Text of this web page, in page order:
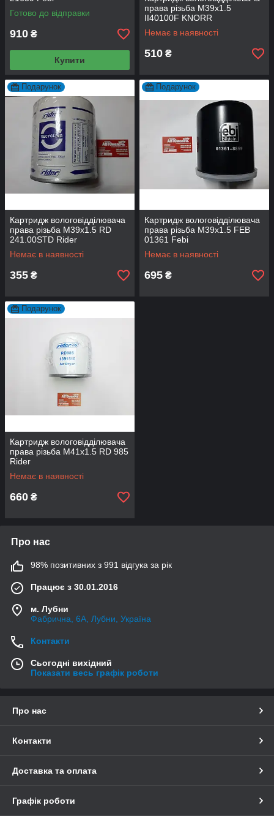
Готово до відправки
910 ₴
Купити
права різьба M39х1.5
II40100F KNORR
Немає в наявності
510 ₴
Подарунок
Картридж вологовідділювача
права різьба M39х1.5 RD
241.00STD Rider
Немає в наявності
355 ₴
Подарунок
Картридж вологовідділювача
права різьба M39х1.5 FEB
01361 Febi
Немає в наявності
695 ₴
Подарунок
Картридж вологовідділювача
права різьба M41х1.5 RD 985
Rider
Немає в наявності
660 ₴
Про нас
98% позитивних з 991 відгука за рік
Працює з 30.01.2016
м. Лубни
Фабрична, 6А, Лубни, Україна
Контакти
Сьогодні вихідний
Показати весь графік роботи
Про нас
Контакти
Доставка та оплата
Графік роботи